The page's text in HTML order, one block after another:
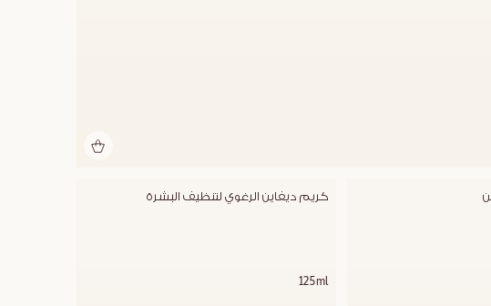
كريم ديفاين الرغوي لتنظيف البشرة
125ml